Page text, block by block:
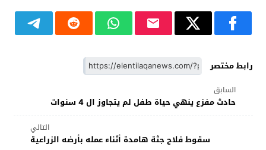
رابط مختصر
السابق
حادث مفزع ينهي حياة طفل لم يتجاوز ال 4 سنوات
التالي
سقوط فلاح جثة هامدة أثناء عمله بأرضه الزراعية